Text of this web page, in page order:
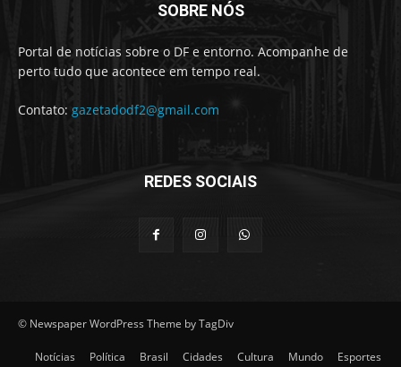
SOBRE NÓS
Portal de notícias sobre o DF e entorno. Acompanhe de
perto tudo que acontece em tempo real.
Contato: gazetadodf2@gmail.com
REDES SOCIAIS
© Newspaper WordPress Theme by TagDiv
Notícias Política Brasil Cidades Cultura Mundo Esportes